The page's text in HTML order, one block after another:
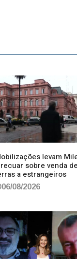
levam
sobre venda de
a estrangeiros
06/08/2026